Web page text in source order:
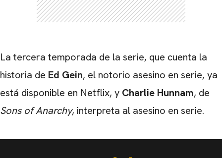
La tercera temporada de la serie, que cuenta la
historia de Ed Gein, el notorio asesino en serie, ya
está disponible en Netflix, y Charlie Hunnam, de
Sons of Anarchy, interpreta al asesino en serie.